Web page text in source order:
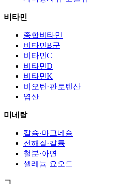
비타민
종합비타민
비타민B군
비타민C
비타민D
비타민K
비오틴·판토텐산
엽산
미네랄
칼슘·마그네슘
전해질·칼륨
철분·아연
셀레늄·요오드
ㄱ